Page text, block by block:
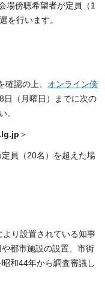
場傍聴希望者が定員（1
を行います。
確認の上、 オンライン傍
日（月曜日）までに次の
。
＞
員（20名）を超えた場
り設置されている知事
都市施設の設置、市街
和44年から調査審議し